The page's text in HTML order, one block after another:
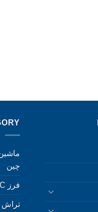
چین
فرز CNC
تراش CNC